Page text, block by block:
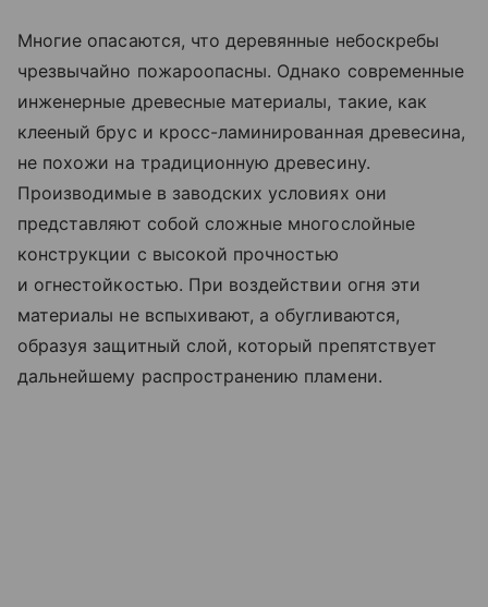
Многие опасаются, что деревянные небоскребы
чрезвычайно пожароопасны. Однако современные
инженерные древесные материалы, такие, как
клееный брус и кросс-ламинированная древесина,
не похожи на традиционную древесину.
Производимые в заводских условиях они
представляют собой сложные многослойные
конструкции с высокой прочностью
и огнестойкостью. При воздействии огня эти
материалы не вспыхивают, а обугливаются,
образуя защитный слой, который препятствует
дальнейшему распространению пламени.